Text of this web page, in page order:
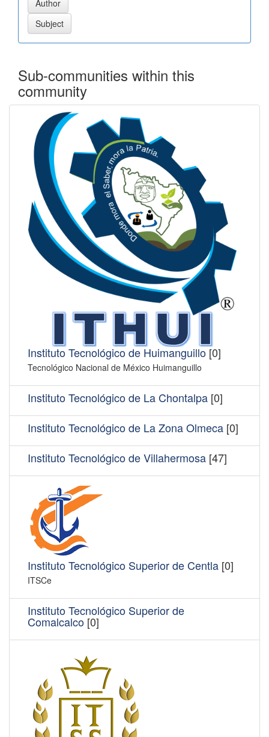
Sub-communities within this
community
Instituto Tecnológico de Huimanguillo [0]
Tecnológico Nacional de México Huimanguillo
Instituto Tecnológico de La Chontalpa [0]
Instituto Tecnológico de La Zona Olmeca [0]
Instituto Tecnológico de Villahermosa [47]
Instituto Tecnológico Superior de Centla [0]
ITSCe
Instituto Tecnológico Superior de
Comalcalco [0]